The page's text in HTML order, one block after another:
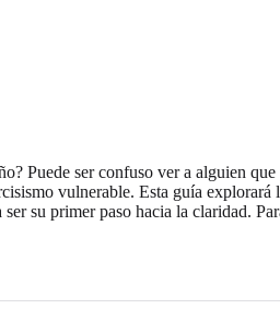
Puede ser confuso ver a alguien
vulnerable. Esta guía explorará
ser su primer paso hacia la claridad.